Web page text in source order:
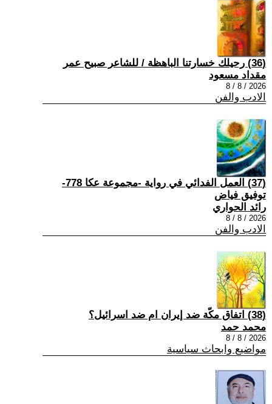
(36) رحيلك خسارتنا الباهظة / للشاعر صبيح عمر
مقداد مسعود
2026 / 8 / 8
الادب والفن
(37) العمل الفدائي في رواية -مجموعة عكا 778-
توفيق فياض
رائد الحواري
2026 / 8 / 8
الادب والفن
(38) اتفاق مكّة ضد إيران ام ضد اسرائيل؟
محمد حمد
2026 / 8 / 8
مواضيع وابحاث سياسية